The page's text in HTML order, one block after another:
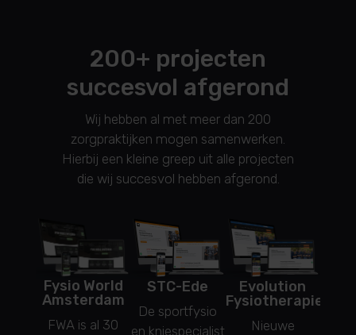
200+ projecten
succesvol afgerond
Wij hebben al met meer dan 200
zorgpraktijken mogen samenwerken.
Hierbij een kleine greep uit alle projecten
die wij succesvol hebben afgerond.
Fysio World
Amsterdam
FWA is al 30
STC-Ede
De sportfysio
en kniespecialist
Evolution
Fysiotherapie
Nieuwe